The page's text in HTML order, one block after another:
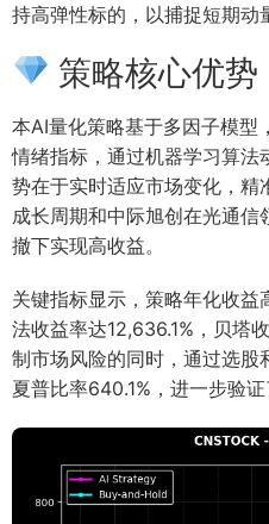
持高弹性标的，以捕捉短期动
策略核心优势
本AI量化策略基于多因子模型
情绪指标，通过机器学习算
势在于实时适应市场变化，精
成长周期和中际旭创在光通
撤下实现高收益。
关键指标显示，策略年化收益
法收益率达12,636.1%，贝塔
制市场风险的同时，通过选股
夏普比率640.1%，进一步验